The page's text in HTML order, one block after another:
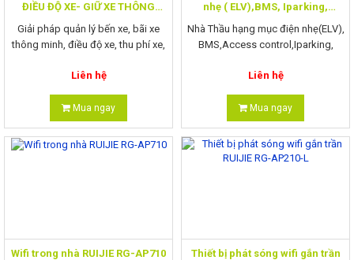
Hội Nghị Truyền Hình
Màn Hình Chuyên Dụng
Máy Chiếu Laser 4K
ĐIỀU ĐỘ XE- GIỮ XE THÔNG
MINH
Giải pháp quản lý bến xe, bãi xe
thông minh, điều độ xe, thu phí xe,
về Cục
Liên hệ
Mua ngay
nhẹ ( ELV),BMS, Iparking,
Access control
Nhà Thầu hạng mục điện nhẹ(ELV),
BMS,Access control,Iparking,
Liên hệ
Mua ngay
Wifi trong nhà RUIJIE RG-AP710
Thiết bị phát sóng wifi gắn trần